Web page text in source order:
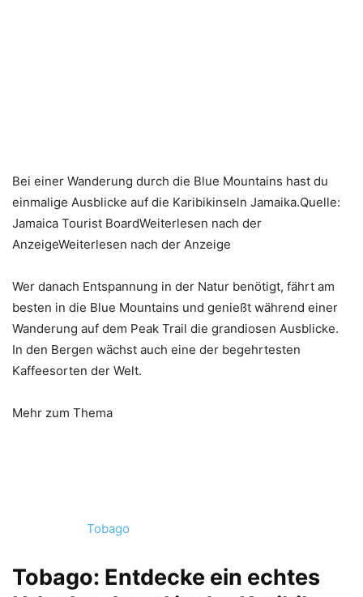
Bei einer Wanderung durch die Blue Mountains hast du
einmalige Ausblicke auf die Karibikinseln Jamaika.Quelle:
Jamaica Tourist BoardWeiterlesen nach der
AnzeigeWeiterlesen nach der Anzeige
Wer danach Entspannung in der Natur benötigt, fährt am
besten in die Blue Mountains und genießt während einer
Wanderung auf dem Peak Trail die grandiosen Ausblicke.
In den Bergen wächst auch eine der begehrtesten
Kaffeesorten der Welt.
Mehr zum Thema
Tobago
Tobago: Entdecke ein echtes